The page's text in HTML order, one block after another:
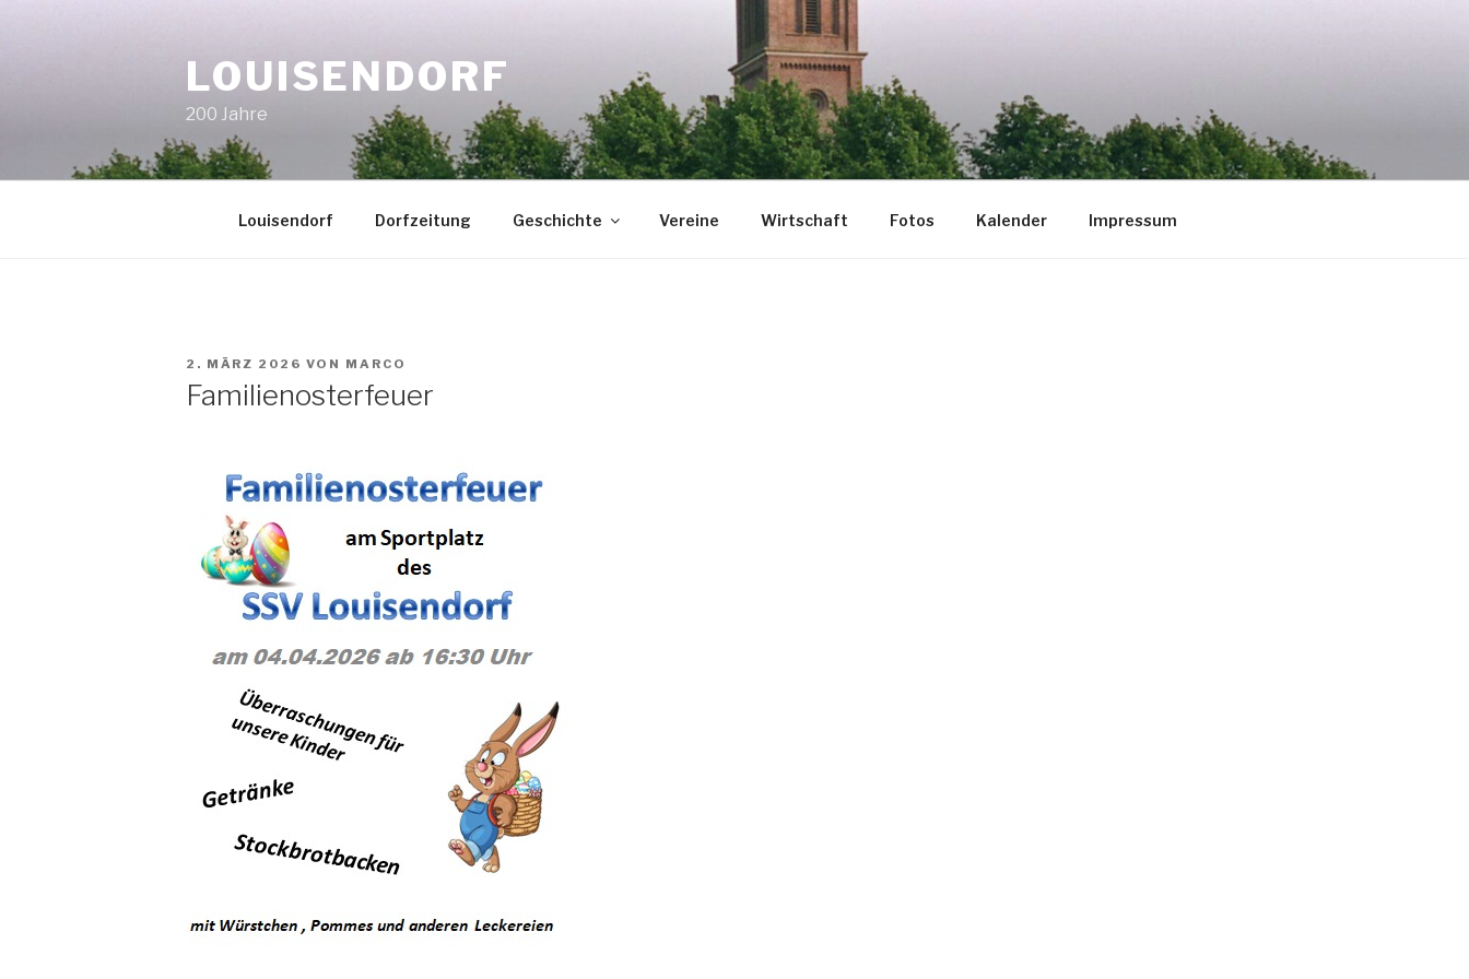
LOUISENDORF
200 Jahre
Louisendorf Dorfzeitung Geschichte Vereine Wirtschaft Fotos Kalender Impressum
VERÖFFENTLICHT
2. MÄRZ 2026 VON MARCO
Familienosterfeuer